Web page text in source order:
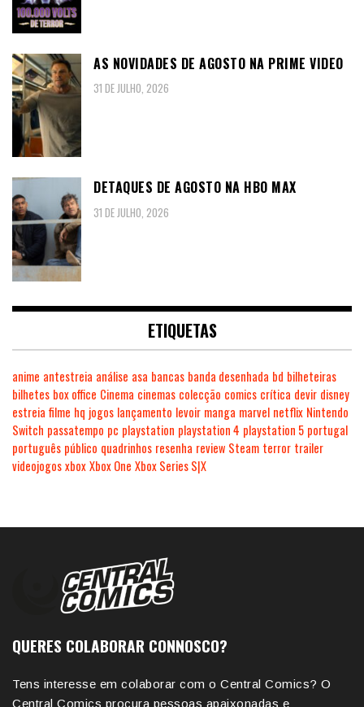
AS NOVIDADES DE AGOSTO NA PRIME VIDEO
31 DE JULHO, 2026
DETAQUES DE AGOSTO NA HBO MAX
31 DE JULHO, 2026
ETIQUETAS
anime antestreia análise asa bancas banda desenhada bd bilheteiras
bilhetes box office Cinema cinemas colecção comics crítica devir disney
estreia filme hq jogos lançamento levoir manga marvel netflix Nintendo
Switch passatempo pc playstation playstation 4 playstation 5 portugal
português público quadrinhos resenha review Steam terror trailer
videojogosxboxXbox One Xbox Series S|X
QUERES COLABORAR CONNOSCO?
Tens interesse em colaborar com o Central Comics? O
Central Comics procura pessoas apaixonadas e